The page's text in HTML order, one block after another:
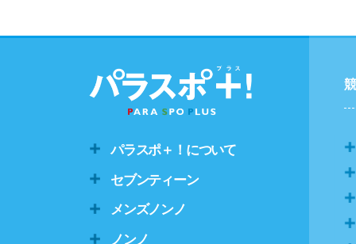
パラスポ＋！について
セブンティーン
メンズノンノ
ノンノ